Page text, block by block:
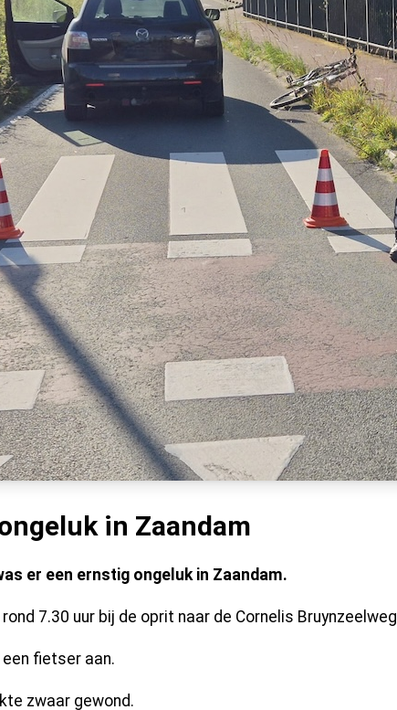
in Zaandam
er een ernstig ongeluk in Zaandam.
7.30 uur bij de oprit naar de Cornelis
fietser aan.
zwaar gewond.